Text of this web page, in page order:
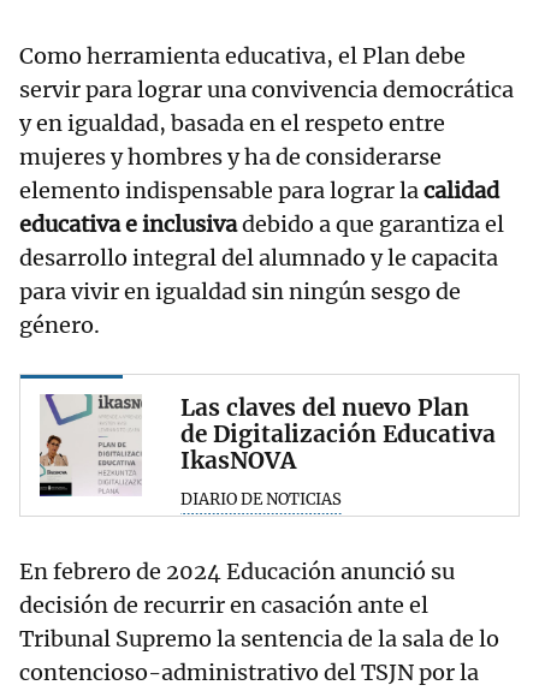
Como herramienta educativa, el Plan debe
servir para lograr una convivencia democrática
y en igualdad, basada en el respeto entre
mujeres y hombres y ha de considerarse
elemento indispensable para lograr lacalidad
educativa e inclusivadebido a que garantiza el
desarrollo integral del alumnado y le capacita
para vivir en igualdad sin ningún sesgo de
género.
Las claves del nuevo Plan
de Digitalización Educativa
IkasNOVA
DIARIO DE NOTICIAS
En febrero de 2024 Educación anunció su
decisión de recurrir en casación ante el
Tribunal Supremo la sentencia de la sala de lo
contencioso-administrativo del TSJN por la